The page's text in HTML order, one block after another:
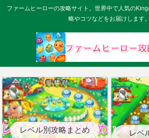
ファームヒーローの攻略サイト。世界中で人気の
略やコツなどをお届けします。
レベル別攻略まとめ
レベ